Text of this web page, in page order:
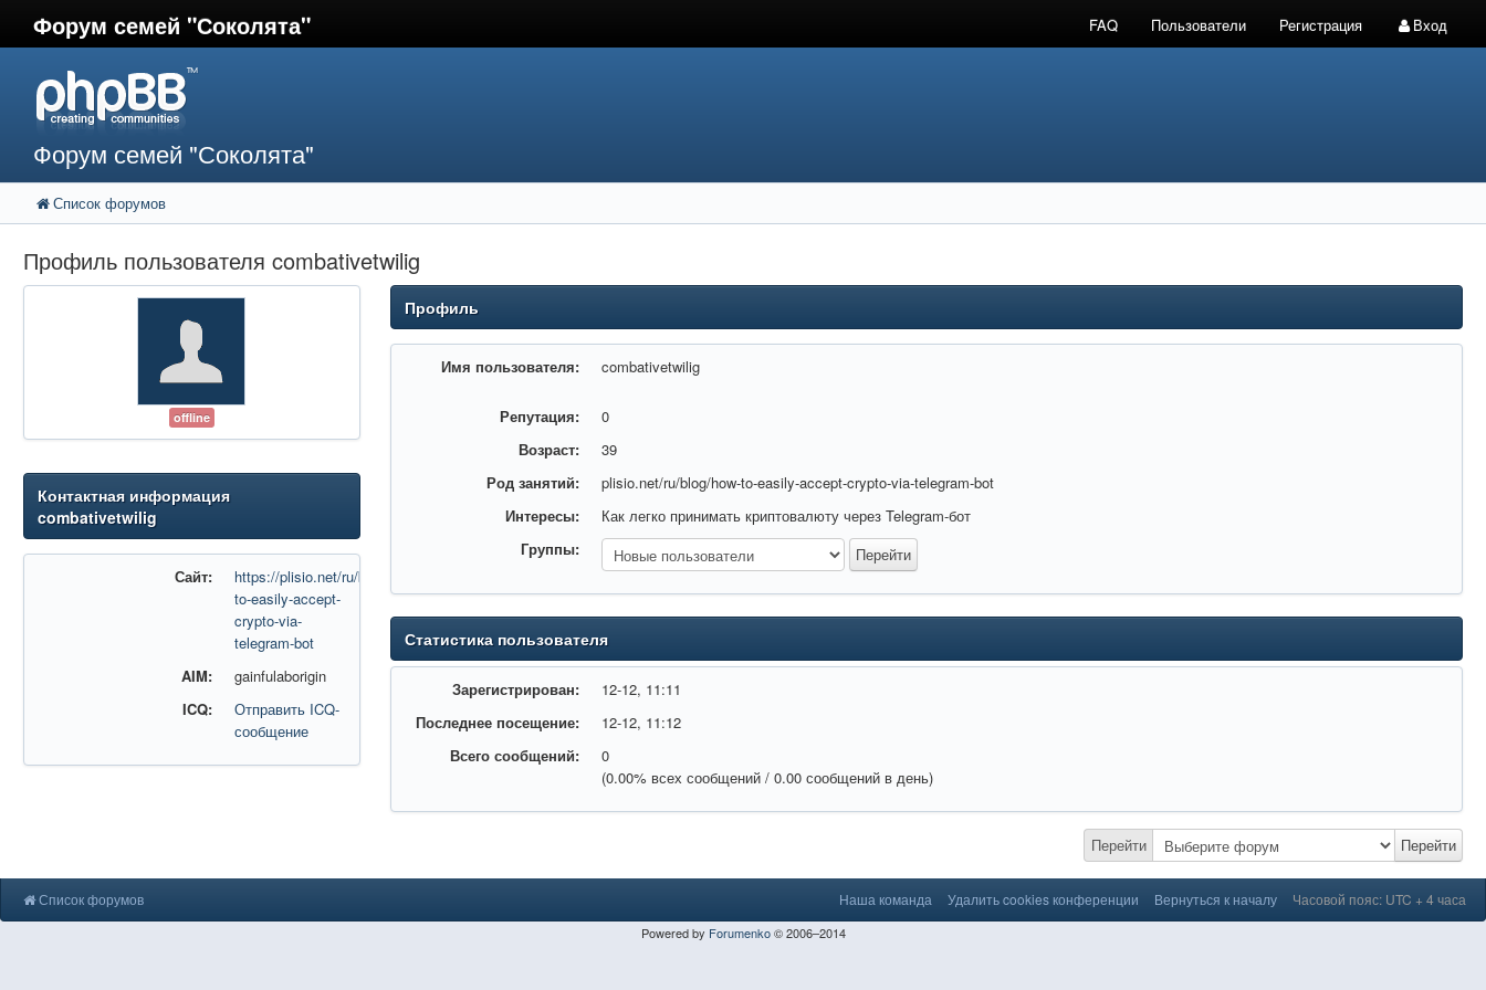
Форум семей "Соколята" FAQ Пользователи Регистрация Вход
Форум семей "Соколята"
Список форумов
Профиль пользователя combativetwilig
offline
Контактная информация
combativetwilig
Сайт:
https://plisio.net/ru/blog/how-
to-easily-accept-
crypto-via-
telegram-bot
AIM:
gainfulaborigin
ICQ:
Отправить ICQ-
сообщение
Профиль
Имя пользователя: combativetwilig
Репутация:
0
Возраст:
39
Род занятий:
plisio.net/ru/blog/how-to-easily-accept-crypto-via-telegram-bot
Интересы:
Как легко принимать криптовалюту через Telegram-бот
Группы:
Статистика пользователя
Зарегистрирован:
12-12, 11:11
Последнее посещение:
12-12, 11:12
Всего сообщений:
0
(0.00% всех сообщений / 0.00 сообщений в день)
Перейти Перейти
Список форумов Наша команда Удалить cookies конференции Вернуться к началу Часовой пояс: UTC + 4 часа
Powered by Forumenko© 2006–2014